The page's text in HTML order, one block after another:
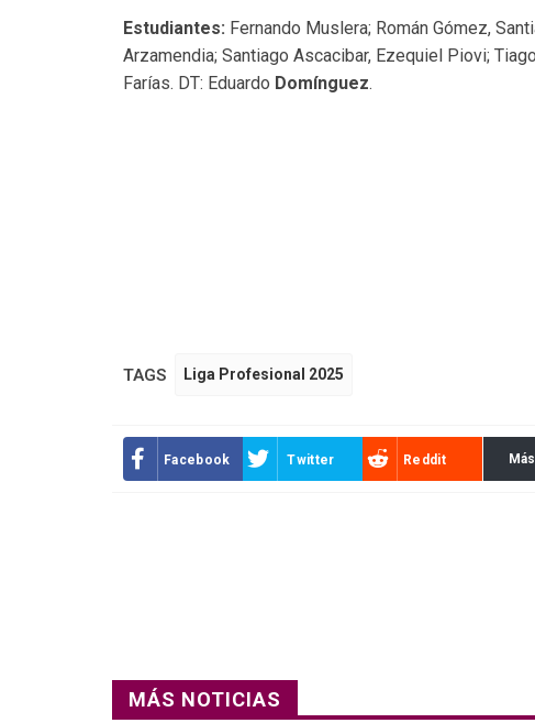
Estudiantes: Fernando Muslera; Román Gómez,
Arzamendia; Santiago Ascacibar, Ezequiel Piovi;
Farías. DT: Eduardo Domínguez.
TAGS Liga Profesional 2025
Facebook Twitter Reddit Más
MÁS NOTICIAS